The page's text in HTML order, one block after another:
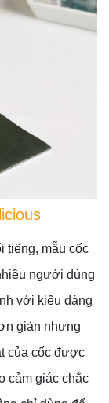
tiếng, mẫu cốc
người dùng
với kiểu dáng
giản nhưng
của cốc được
cảm giác chắc